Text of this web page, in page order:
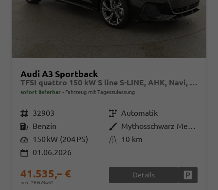
Audi A3 Sportback
TFSI quattro 150 kW S line S-LINE, AHK, Navi, el. Klappe, Sound, Winter, 18-Zoll, 3-J. Garantie
sofort lieferbar Fahrzeug mit Tageszulassung
Fahrzeugnr. 32903 GetriebeAutomatik
Kraftstoff Benzin Außenfarbe
Mythosschwarz Metallic
Leistung 150 kW (204 PS) Kilometerstand 10 km
01.06.2026
41.535,– €
incl. 19% MwSt.
Details